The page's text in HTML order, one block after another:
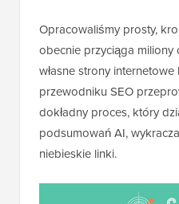
Opracowaliśmy prosty,
obecnie przyciąga miliony
własne strony
przewodniku SEO
dokładny proces, który
podsumowań AI,
niebieskie linki.